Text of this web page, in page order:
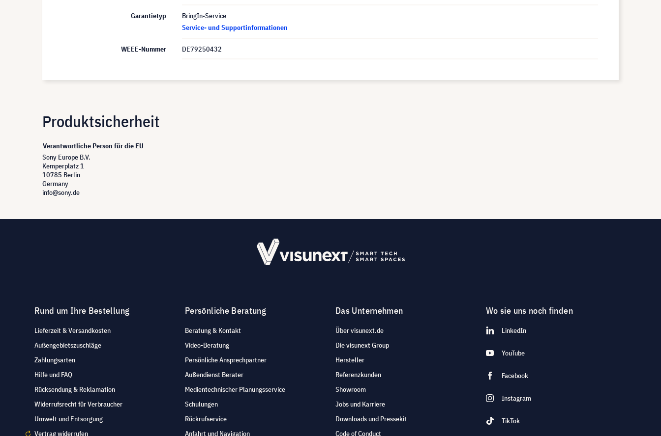
Garantietyp
BringIn-Service
Service- und Supportinformationen
WEEE-Nummer DE79250432
Produktsicherheit
Verantwortliche Person für die EU
Sony Europe B.V.
Kemperplatz 1
10785 Berlin
Germany
info@sony.de
Rund um Ihre Bestellung
Lieferzeit & Versandkosten
Außengebietszuschläge
Zahlungsarten
Hilfe und FAQ
Rücksendung & Reklamation
Widerrufsrecht für Verbraucher
Umwelt und Entsorgung
Vertrag widerrufen
Persönliche Beratung
Beratung & Kontakt
Video-Beratung
Persönliche Ansprechpartner
Außendienst Berater
Medientechnischer Planungsservice
Schulungen
Rückrufservice
Anfahrt und Navigation
Das Unternehmen
Über visunext.de
Die visunext Group
Hersteller
Referenzkunden
Showroom
Jobs und Karriere
Downloads und Pressekit
Code of Conduct
Wo sie uns noch finden
LinkedIn
YouTube
Facebook
Instagram
TikTok